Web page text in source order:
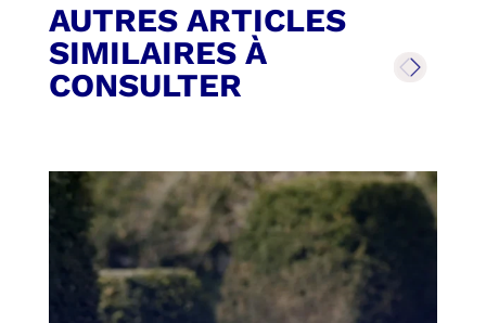
AUTRES ARTICLES
SIMILAIRES À
CONSULTER